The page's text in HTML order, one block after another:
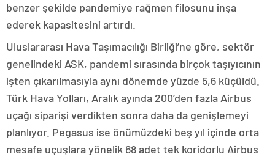
benzer şekilde pandemiye rağmen filosunu inşa
ederek kapasitesini artırdı.
Uluslararası Hava Taşımacılığı Birliği’ne göre, sektör
genelindeki ASK, pandemi sırasında birçok taşıyıcının
işten çıkarılmasıyla aynı dönemde yüzde 5,6 küçüldü.
Türk Hava Yolları, Aralık ayında 200’den fazla Airbus
uçağı siparişi verdikten sonra daha da genişlemeyi
planlıyor. Pegasus ise önümüzdeki beş yıl içinde orta
mesafe uçuşlara yönelik 68 adet tek koridorlu Airbus